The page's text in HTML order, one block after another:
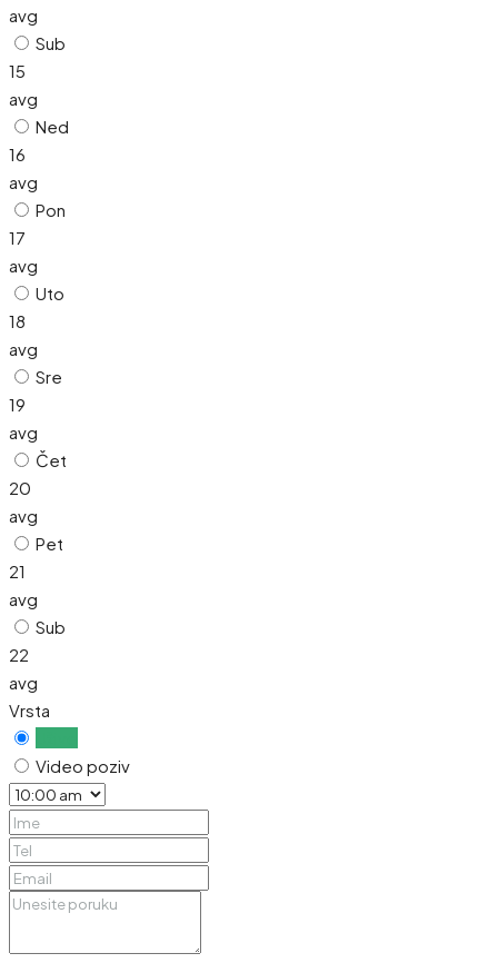
avg
Sub
15
avg
Ned
16
avg
Pon
17
avg
Uto
18
avg
Sre
19
avg
Čet
20
avg
Pet
21
avg
Sub
22
avg
Vrsta
Video poziv